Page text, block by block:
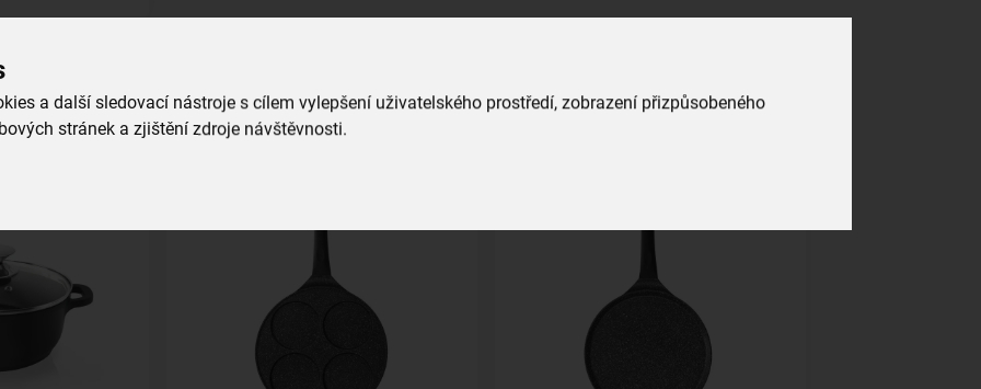
a další sledovací nástroje s cílem vylepšení uživatelského prostředí, zobrazení přizpůsobeného
stránek a zjištění zdroje návštěvnosti.
Zobrazit kolekci